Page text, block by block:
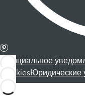
Официальное
CookiesЮридические